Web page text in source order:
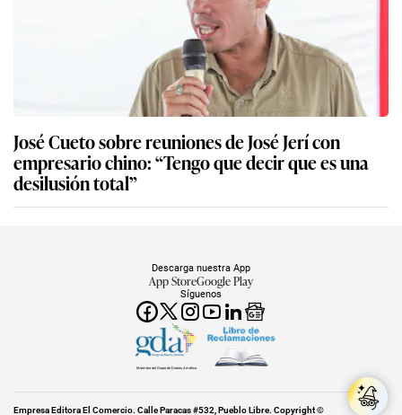
José Cueto sobre reuniones de José Jerí con
empresario chino: “Tengo que decir que es una
desilusión total”
Síguenos
Descarga nuestra App
App StoreGoogle Play
Miembro del Grupo de Diarios América
Empresa Editora El Comercio. Calle Paracas #532, Pueblo Libre. Copyright ©